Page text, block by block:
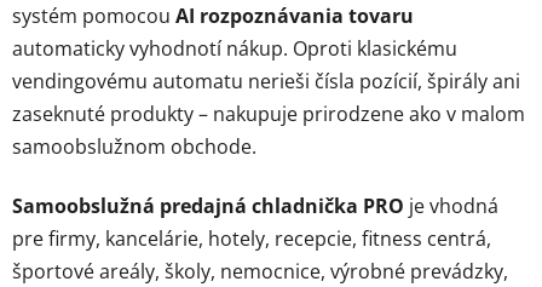
systém pomocou AI rozpoznávania tovaru
automaticky vyhodnotí nákup. Oproti klasickému
vendingovému automatu nerieši čísla pozícií, špirály ani
zaseknuté produkty – nakupuje prirodzene ako v malom
samoobslužnom obchode.
Samoobslužná predajná chladnička PRO je vhodná
pre firmy, kancelárie, hotely, recepcie, fitness centrá,
športové areály, školy, nemocnice, výrobné prevádzky,